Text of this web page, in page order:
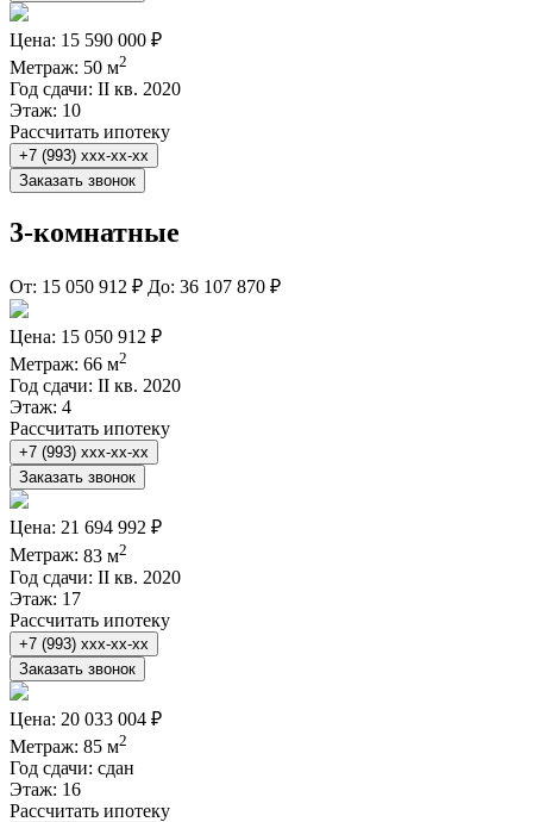
Цена: 15 590 000 ₽
Метраж: 50 м2
Год сдачи: II кв. 2020
Этаж: 10
Рассчитать ипотеку
+7 (993) xxx-xx-xx
Заказать звонок
3-комнатные
От: 15 050 912 ₽ До: 36 107 870 ₽
Цена: 15 050 912 ₽
Метраж: 66 м2
Год сдачи: II кв. 2020
Этаж: 4
Рассчитать ипотеку
+7 (993) xxx-xx-xx
Заказать звонок
Цена: 21 694 992 ₽
Метраж: 83 м2
Год сдачи: II кв. 2020
Этаж: 17
Рассчитать ипотеку
+7 (993) xxx-xx-xx
Заказать звонок
Цена: 20 033 004 ₽
Метраж: 85 м2
Год сдачи: сдан
Этаж: 16
Рассчитать ипотеку